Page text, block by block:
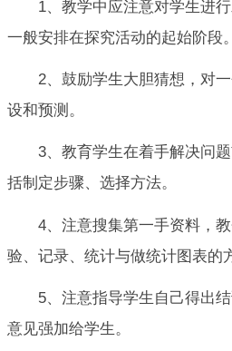
1、教学中应注意对学生进
一般安排在探究活动的起始阶段。
2、鼓励学生大胆猜想，对
设和预测。
3、教育学生在着手解决问
括制定步骤、选择方法。
4、注意搜集第一手资料，
验、记录、统计与做统计图表的
5、注意指导学生自己得出
意见强加给学生。